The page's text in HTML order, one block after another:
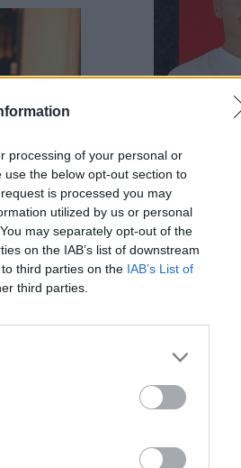
processing of your personal or
the below opt-out section to
is processed you may
utilized by us or personal
may separately opt-out of the
on the IAB’s list of downstream
third parties on the IAB’s List of
third parties.
Faggiano
altro
Starita al
all’operazione